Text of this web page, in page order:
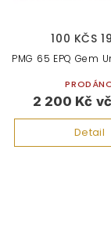
100 KČS
2 200 Kč
Detail
PMG 65 EPQ Gem